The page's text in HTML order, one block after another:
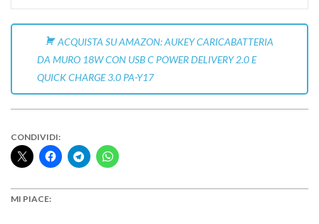
ACQUISTA SU AMAZON: AUKEY CARICABATTERIA
DA MURO 18W CON USB C POWER DELIVERY 2.0 E
QUICK CHARGE 3.0 PA-Y17
CONDIVIDI:
MI PIACE: